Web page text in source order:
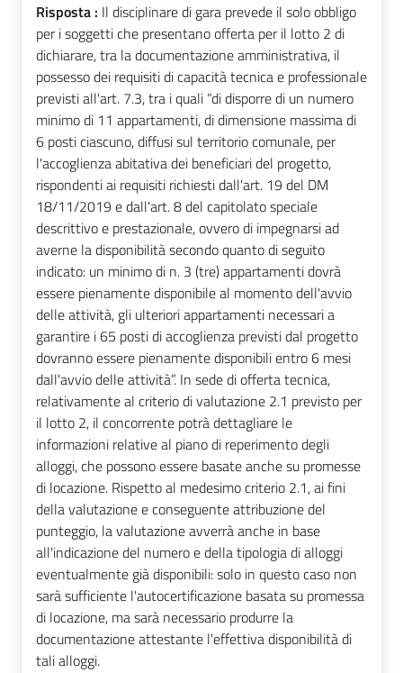
Risposta : Il disciplinare di gara prevede il solo obbligo
per i soggetti che presentano offerta per il lotto 2 di
dichiarare, tra la documentazione amministrativa, il
possesso dei requisiti di capacità tecnica e professionale
previsti all'art. 7.3, tra i quali “di disporre di un numero
minimo di 11 appartamenti, di dimensione massima di
6 posti ciascuno, diffusi sul territorio comunale, per
l'accoglienza abitativa dei beneficiari del progetto,
rispondenti ai requisiti richiesti dall'art. 19 del DM
18/11/2019 e dall'art. 8 del capitolato speciale
descrittivo e prestazionale, ovvero di impegnarsi ad
averne la disponibilità secondo quanto di seguito
indicato: un minimo di n. 3 (tre) appartamenti dovrà
essere pienamente disponibile al momento dell'avvio
delle attività, gli ulteriori appartamenti necessari a
garantire i 65 posti di accoglienza previsti dal progetto
dovranno essere pienamente disponibili entro 6 mesi
dall'avvio delle attività”. In sede di offerta tecnica,
relativamente al criterio di valutazione 2.1 previsto per
il lotto 2, il concorrente potrà dettagliare le
informazioni relative al piano di reperimento degli
alloggi, che possono essere basate anche su promesse
di locazione. Rispetto al medesimo criterio 2.1, ai fini
della valutazione e conseguente attribuzione del
punteggio, la valutazione avverrà anche in base
all'indicazione del numero e della tipologia di alloggi
eventualmente già disponibili: solo in questo caso non
sarà sufficiente l'autocertificazione basata su promessa
di locazione, ma sarà necessario produrre la
documentazione attestante l'effettiva disponibilità di
tali alloggi.